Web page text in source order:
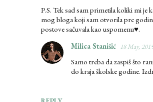
P.S. Tek sad sam primetila koliki mi
mog bloga koji sam otvorila pre
postove sačuvala kao uspomenu♥.
Milica Stanišić 18 May,
Samo treba da zaspiš što
do kraja školske godine.